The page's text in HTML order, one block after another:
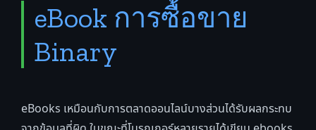
eBook การซื้อขาย
Binary
eBooks เหมือนกับการตลาดออนไลน์บางส่วนได้รับผลกระทบ